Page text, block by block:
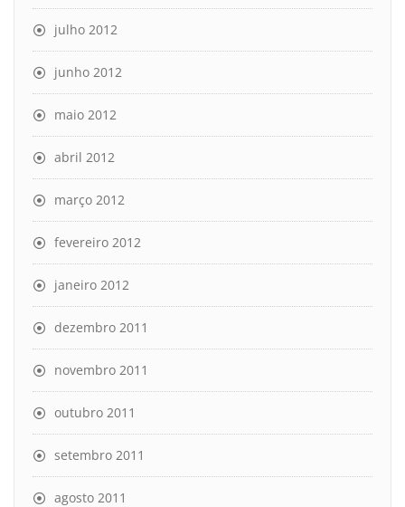
julho 2012
junho 2012
maio 2012
abril 2012
março 2012
fevereiro 2012
janeiro 2012
dezembro 2011
novembro 2011
outubro 2011
setembro 2011
agosto 2011